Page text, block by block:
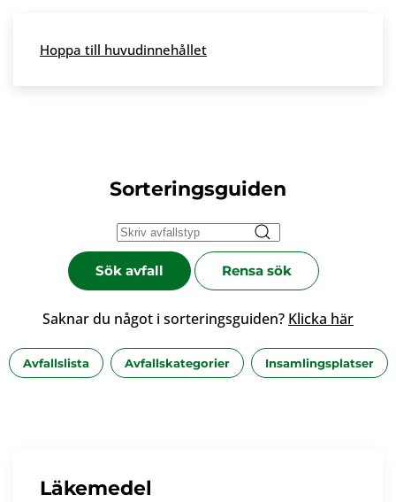
Skip to main content
Hoppa till huvudinnehållet
Sorteringsguiden
Sök avfall Rensa sök
Saknar du något i sorteringsguiden? Klicka här
Avfallslista Avfallskategorier Insamlingsplatser
Läkemedel